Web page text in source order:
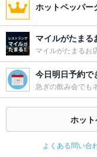
ホットペッパー
マイルがたまる
マイルがたまるお
今日明日予約で
急ぎの飲み会でも
ホッ
よくある問い合